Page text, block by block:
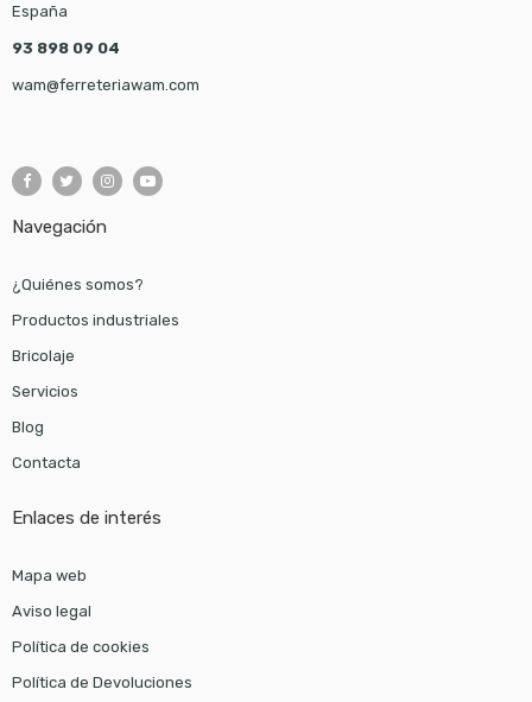
España
93 898 09 04
wam@ferreteriawam.com
Navegación
¿Quiénes somos?
Productos industriales
Bricolaje
Servicios
Blog
Contacta
Enlaces de interés
Mapa web
Aviso legal
Política de cookies
Política de Devoluciones